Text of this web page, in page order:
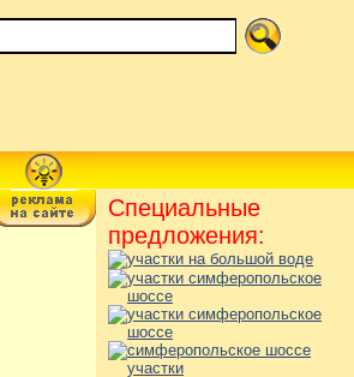
Специальные
предложения: